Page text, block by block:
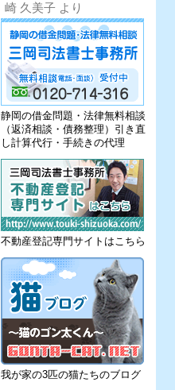
崎 久美子 より
静岡の借金問題・法律無料相談
（返済相談・債務整理）引き直
し計算代行・手続きの代理
不動産登記専門サイトはこちら
我が家の3匹の猫たちのブログ